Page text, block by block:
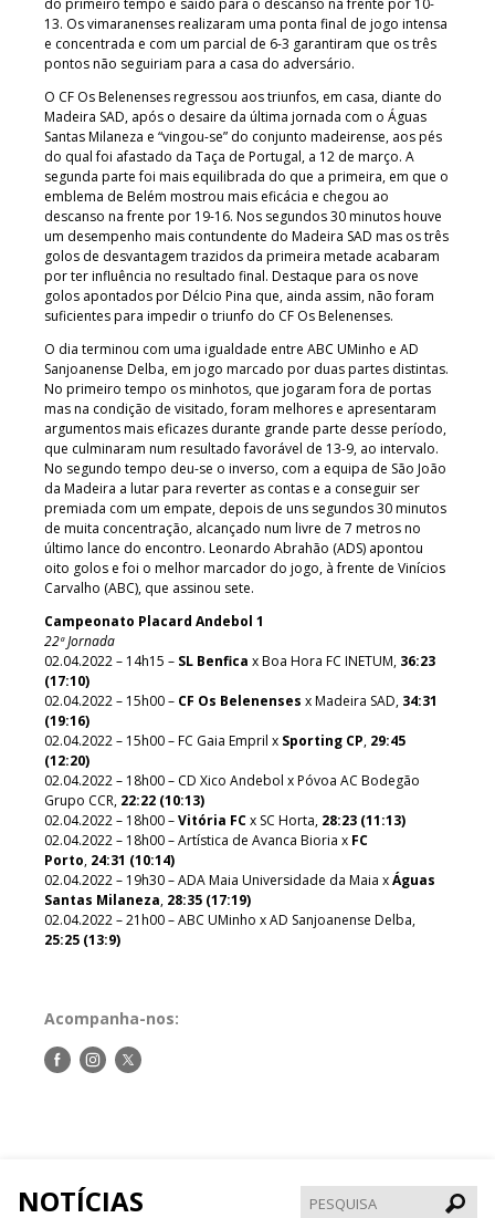
do primeiro tempo e saído para o descanso na frente por 10-
13. Os vimaranenses realizaram uma ponta final de jogo intensa
e concentrada e com um parcial de 6-3 garantiram que os três
pontos não seguiriam para a casa do adversário.
O CF Os Belenenses regressou aos triunfos, em casa, diante do
Madeira SAD, após o desaire da última jornada com o Águas
Santas Milaneza e “vingou-se” do conjunto madeirense, aos pés
do qual foi afastado da Taça de Portugal, a 12 de março. A
segunda parte foi mais equilibrada do que a primeira, em que o
emblema de Belém mostrou mais eficácia e chegou ao
descanso na frente por 19-16. Nos segundos 30 minutos houve
um desempenho mais contundente do Madeira SAD mas os três
golos de desvantagem trazidos da primeira metade acabaram
por ter influência no resultado final. Destaque para os nove
golos apontados por Délcio Pina que, ainda assim, não foram
suficientes para impedir o triunfo do CF Os Belenenses.
O dia terminou com uma igualdade entre ABC UMinho e AD
Sanjoanense Delba, em jogo marcado por duas partes distintas.
No primeiro tempo os minhotos, que jogaram fora de portas
mas na condição de visitado, foram melhores e apresentaram
argumentos mais eficazes durante grande parte desse período,
que culminaram num resultado favorável de 13-9, ao intervalo.
No segundo tempo deu-se o inverso, com a equipa de São João
da Madeira a lutar para reverter as contas e a conseguir ser
premiada com um empate, depois de uns segundos 30 minutos
de muita concentração, alcançado num livre de 7 metros no
último lance do encontro. Leonardo Abrahão (ADS) apontou
oito golos e foi o melhor marcador do jogo, à frente de Vinícios
Carvalho (ABC), que assinou sete.
Campeonato Placard Andebol 1
22ª Jornada
02.04.2022 – 14h15 – SL Benfica x Boa Hora FC INETUM, 36:23
(17:10)
02.04.2022 – 15h00 – CF Os Belenenses x Madeira SAD, 34:31
(19:16)
02.04.2022 – 15h00 – FC Gaia Empril x Sporting CP, 29:45
(12:20)
02.04.2022 – 18h00 – CD Xico Andebol x Póvoa AC Bodegão
Grupo CCR, 22:22 (10:13)
02.04.2022 – 18h00 –Vitória FCx SC Horta, 28:23 (11:13)
02.04.2022 – 18h00 – Artística de Avanca Bioria x FC
Porto, 24:31 (10:14)
02.04.2022 – 19h30 – ADA Maia Universidade da Maia xÁguas
Santas Milaneza, 28:35 (17:19)
02.04.2022 – 21h00 – ABC UMinho x AD Sanjoanense Delba,
25:25 (13:9)
Acompanha-nos:
Siga-Siga-Siga-
NOTÍCIAS